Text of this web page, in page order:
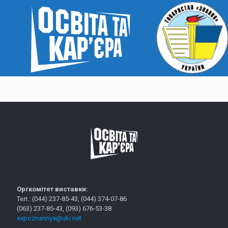
Оргкомітет виставки:
Тел.: (044) 237-85-43, (044) 374-07-86
(063) 237-85-43, (093) 676-53-38
expoznannya@ukr.net